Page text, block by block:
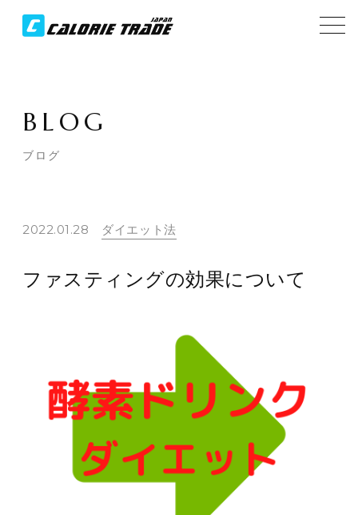
BLOG
ブログ
2022.01.28 ダイエット法
ファスティングの効果について